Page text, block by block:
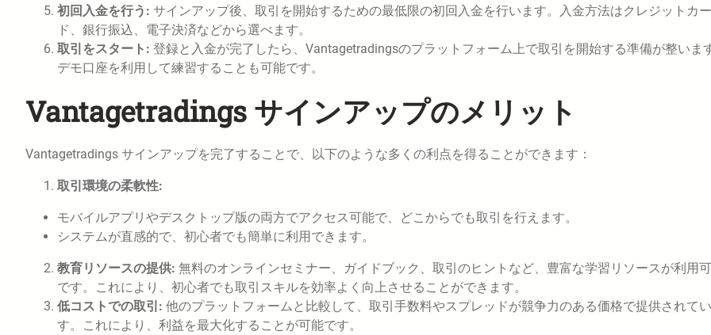
初回入金を行う: サインアップ後、取引を開始するための最低限の初回入金を行います。入金方法はクレジットカー
ド、銀行振込、電子決済などから選べます。
取引をスタート: 登録と入金が完了したら、Vantagetradingsのプラットフォーム上で取引を開始する準備が整います
デモ口座を利用して練習することも可能です。
Vantagetradings サインアップのメリット
Vantagetradings サインアップを完了することで、以下のような多くの利点を得ることができます：
取引環境の柔軟性:
モバイルアプリやデスクトップ版の両方でアクセス可能で、どこからでも取引を行えます。
システムが直感的で、初心者でも簡単に利用できます。
教育リソースの提供: 無料のオンラインセミナー、ガイドブック、取引のヒントなど、豊富な学習リソースが利用
です。これにより、初心者でも取引スキルを効率よく向上させることができます。
低コストでの取引: 他のプラットフォームと比較して、取引手数料やスプレッドが競争力のある価格で提供されて
す。これにより、利益を最大化することが可能です。